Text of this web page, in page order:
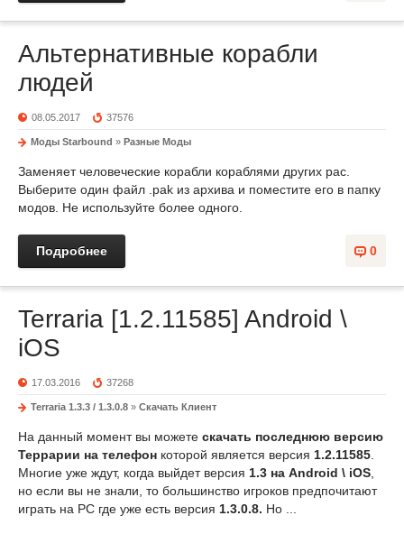
Альтернативные корабли
людей
08.05.2017 37576
Моды Starbound » Разные Моды
Заменяет человеческие корабли кораблями других рас.
Выберите один файл .pak из архива и поместите его в папку
модов. Не используйте более одного.
0
Подробнее
Terraria [1.2.11585] Android \
iOS
17.03.2016 37268
Terraria 1.3.3 / 1.3.0.8 » Скачать Клиент
На данный момент вы можете скачать последнюю версию
Террарии на телефон которой является версия 1.2.11585
Многие уже ждут, когда выйдет версия 1.3 на Android \ iOS
но если вы не знали, то большинство игроков предпочитают
играть на PC где уже есть версия 1.3.0.8. Но ...